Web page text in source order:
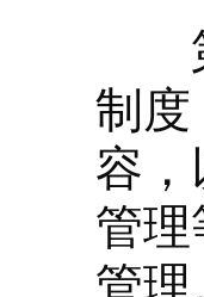
第
制度
容，
管理
管理